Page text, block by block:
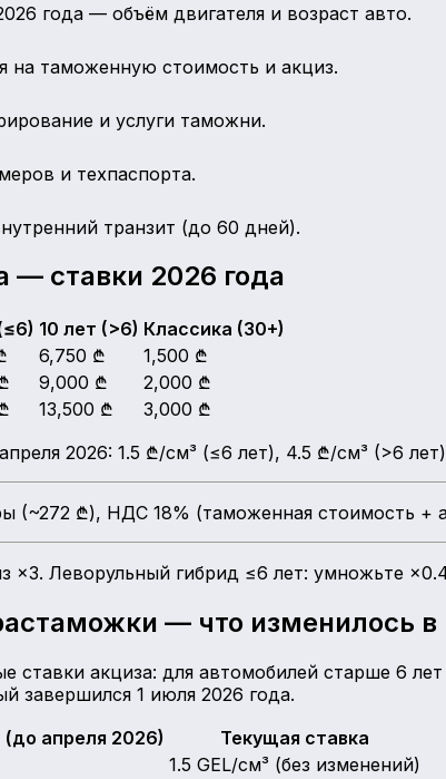
года — объём двигателя и возраст авто.
на таможенную стоимость и акциз.
и услуги таможни.
и техпаспорта.
транзит (до 60 дней).
— ставки 2026 года
10 лет (>6) Классика (30+)
6,750 ₾ 1,500 ₾
9,000 ₾ 2,000 ₾
13,500 ₾ 3,000 ₾
2026: 1.5 ₾/см³ (≤6 лет), 4.5 ₾/см³ (>6
(~272 ₾), НДС 18% (таможенная стоимость +
×3. Леворульный гибрид ≤6 лет: умножьте
— что изменилось в
ставки акциза: для автомобилей старше 6
завершился 1 июля 2026 года.
(до апреля 2026)
Текущая ставка
1.5 GEL/см³ (без изменений)